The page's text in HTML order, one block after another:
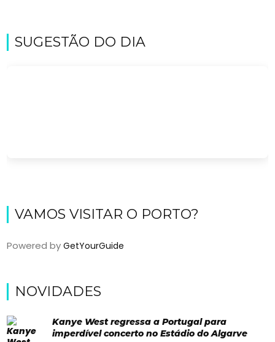
Lifestyle
SUGESTÃO DO DIA
VAMOS VISITAR O PORTO?
Powered byGetYourGuide
NOVIDADES
Kanye West regressa a Portugal para
imperdível concerto no Estádio do Algarve